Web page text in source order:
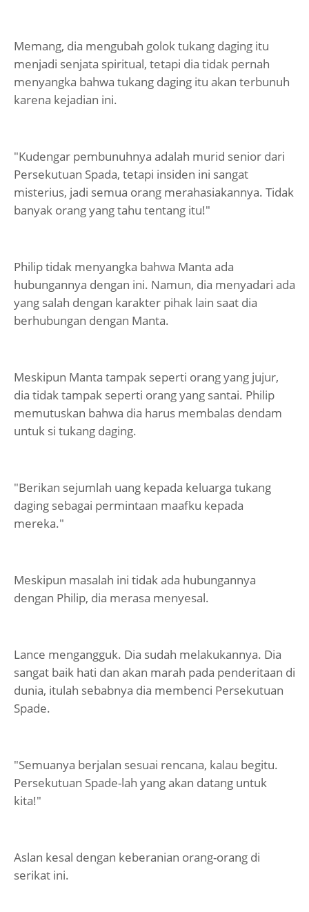
Memang, dia mengubah golok tukang daging itu
menjadi senjata spiritual, tetapi dia tidak pernah
menyangka bahwa tukang daging itu akan terbunuh
karena kejadian ini.
"Kudengar pembunuhnya adalah murid senior dari
Persekutuan Spada, tetapi insiden ini sangat
misterius, jadi semua orang merahasiakannya. Tidak
banyak orang yang tahu tentang itu!"
Philip tidak menyangka bahwa Manta ada
hubungannya dengan ini. Namun, dia menyadari ada
yang salah dengan karakter pihak lain saat dia
berhubungan dengan Manta.
Meskipun Manta tampak seperti orang yang jujur,
dia tidak tampak seperti orang yang santai. Philip
memutuskan bahwa dia harus membalas dendam
untuk si tukang daging.
"Berikan sejumlah uang kepada keluarga tukang
daging sebagai permintaan maafku kepada
mereka."
Meskipun masalah ini tidak ada hubungannya
dengan Philip, dia merasa menyesal.
Lance mengangguk. Dia sudah melakukannya. Dia
sangat baik hati dan akan marah pada penderitaan di
dunia, itulah sebabnya dia membenci Persekutuan
Spade.
"Semuanya berjalan sesuai rencana, kalau begitu.
Persekutuan Spade-lah yang akan datang untuk
kita!"
Aslan kesal dengan keberanian orang-orang di
serikat ini.